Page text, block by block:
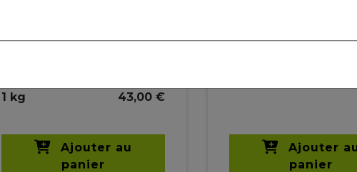
Easy Breath -
1 kg 43,00 €
Ajouter au
panier
Equi'Vern
Ajouter
panier